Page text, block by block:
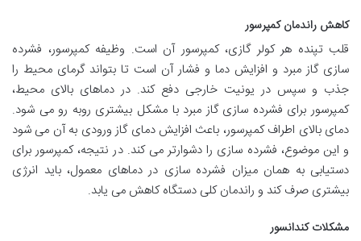
کاهش راندمان کمپرسور
قلب تپنده هر کولر گازی، کمپرسور آن است. وظیفه کمپرسور، فشرده
سازی گاز مبرد و افزایش دما و فشار آن است تا بتواند گرمای محیط را
جذب و سپس در یونیت خارجی دفع کند. در دماهای بالای محیط،
کمپرسور برای فشرده سازی گاز مبرد با مشکل بیشتری روبه رو می شود.
دمای بالای اطراف کمپرسور، باعث افزایش دمای گاز ورودی به آن می شود
و این موضوع، فشرده سازی را دشوارتر می کند. در نتیجه، کمپرسور برای
دستیابی به همان میزان فشرده سازی در دماهای معمول، باید انرژی
بیشتری صرف کند و راندمان کلی دستگاه کاهش می یابد.
مشکلات کندانسور